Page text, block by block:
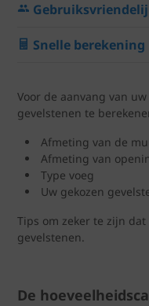
Snelle berekening
Voor de aanvang van
gevelstenen te
Afmeting van de
Afmeting van
Type voeg
Uw gekozen
Tips om zeker te zijn
gevelstenen.
De